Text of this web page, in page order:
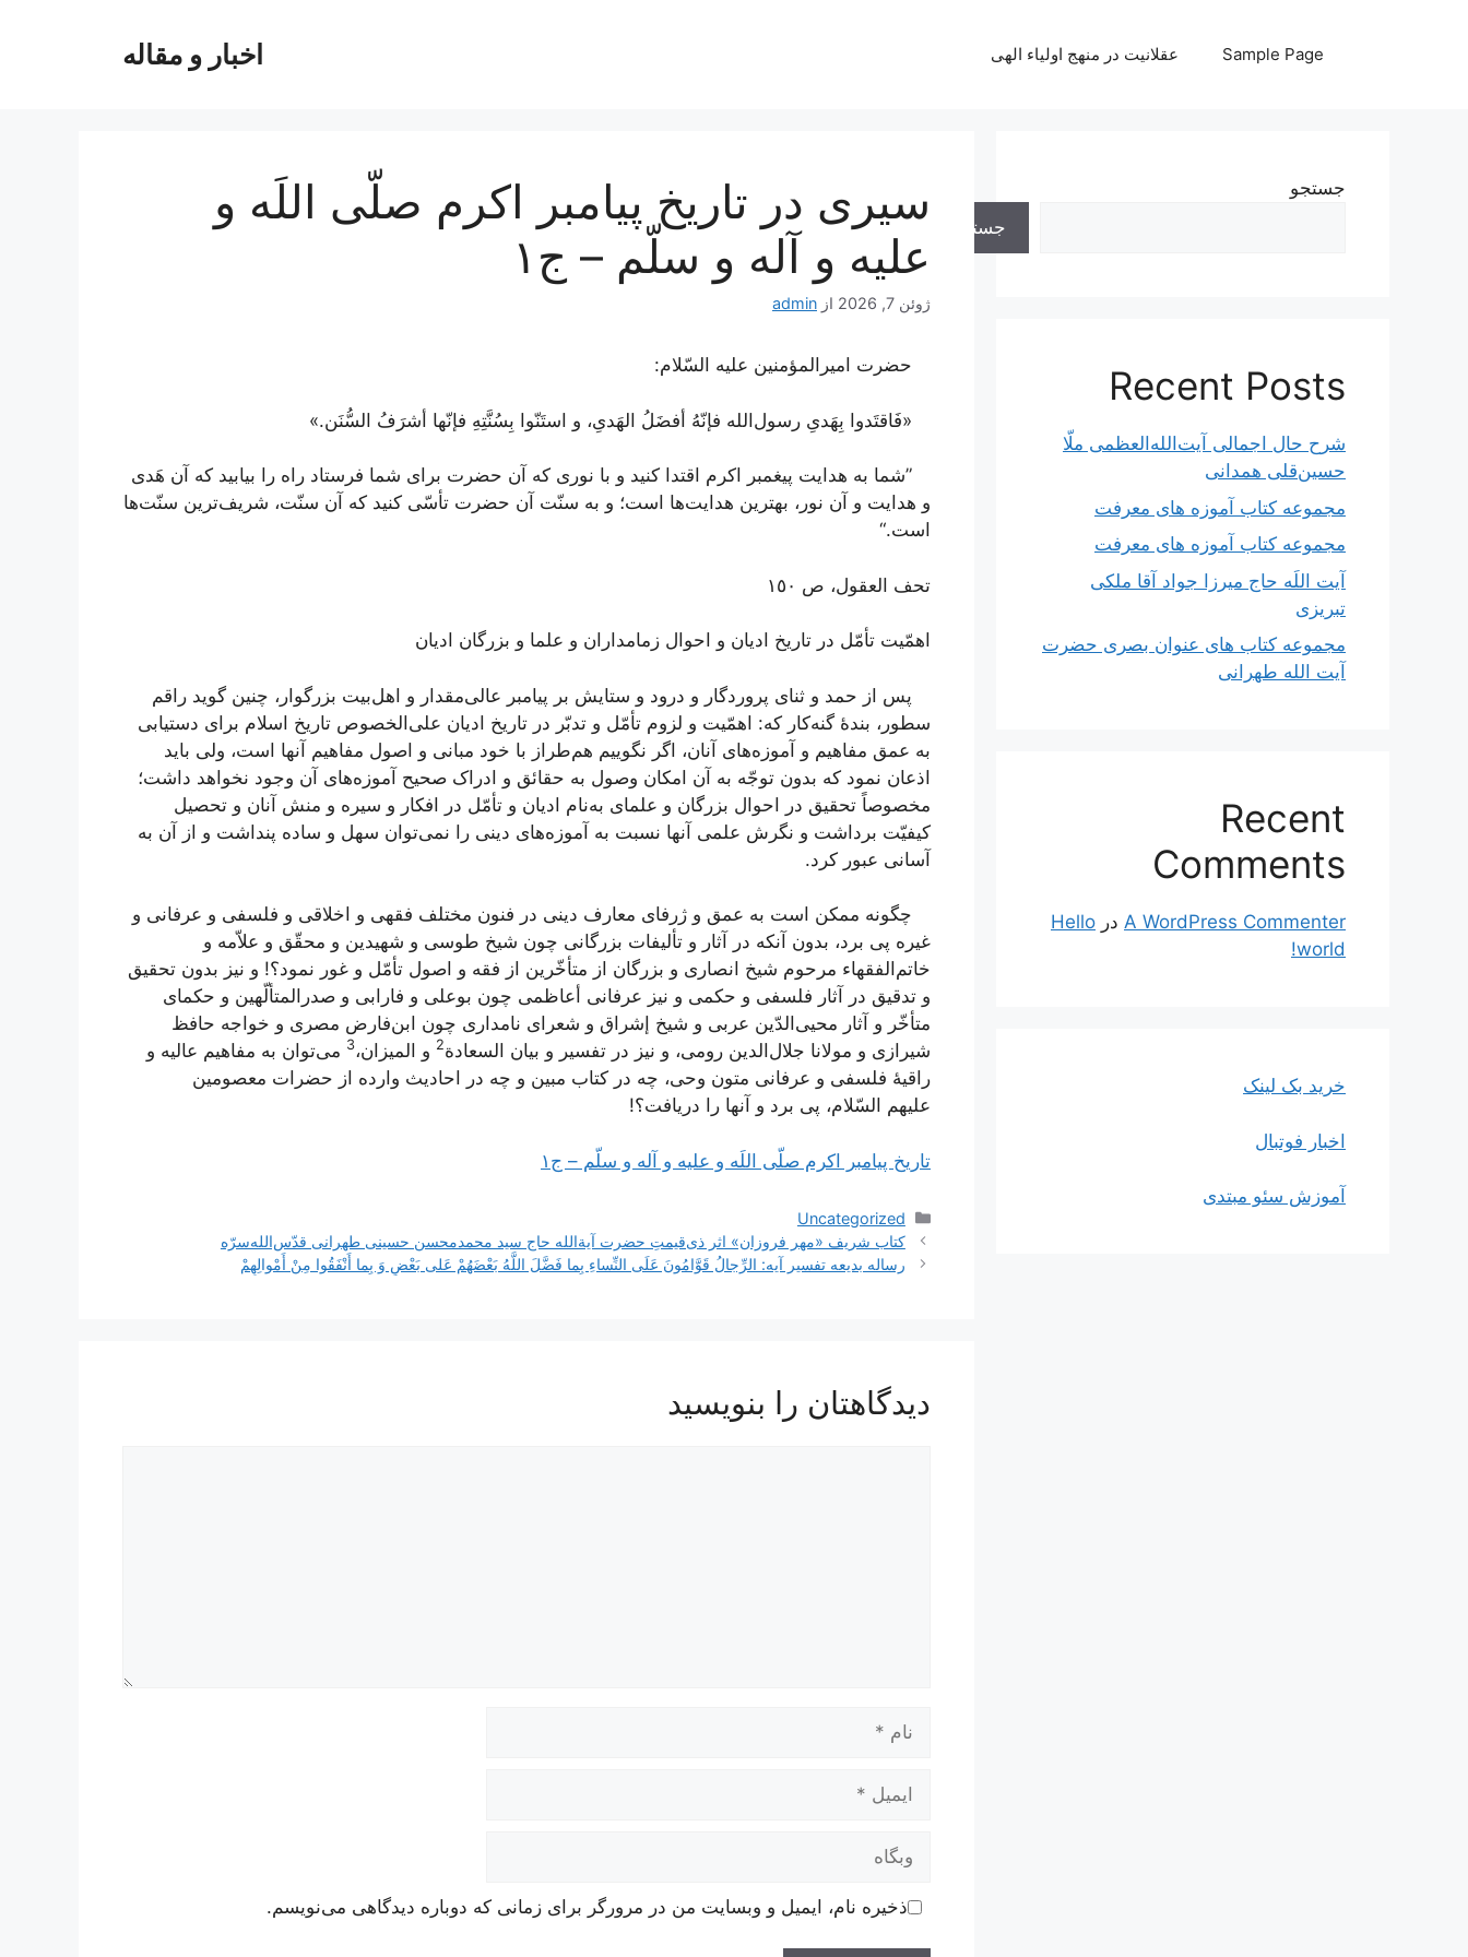
اخبار و مقاله Sample Page عقلانیت در منهج اولیاء الهی
سیری در تاریخ پیامبر اکرم صلّی اللَه و
علیه و آله و سلّم – ج۱
ژوئن 7, 2026 از admin
حضرت امیرالمؤمنین علیه السّلام:
«فَاقتَدوا بِهَدیِ رسول‌الله فإنّهُ أفضَلُ الهَدیِ، و استَنّوا بِسُنَّتِهِ فإنّها أشرَفُ السُّنَن.»
”شما به هدایت پیغمبر اکرم اقتدا کنید و با نوری که آن حضرت برای شما فرستاد راه را بیابید که آن هَدی
و هدایت و آن نور، بهترین هدایت‌ها است؛ و به سنّت آن حضرت تأسّی کنید که آن سنّت، شریف‌ترین سنّت‌ها
است.“
تحف العقول، ص ١٥٠
اهمّیت تأمّل در تاریخ ادیان و احوال زمامداران و علما و بزرگان ادیان
پس از حمد و ثنای پروردگار و درود و ستایش بر پیامبر عالی‌مقدار و اهل‌بیت بزرگوار، چنین گوید راقم
سطور، بندۀ گنه‌کار که: اهمّیت و لزوم تأمّل و تدبّر در تاریخ ادیان علی‌الخصوص تاریخ اسلام برای دستیابی
به عمق مفاهیم و آموزه‌های آنان، اگر نگوییم هم‌طراز با خود مبانی و اصول مفاهیم آنها است، ولی باید
اذعان نمود که بدون توجّه به آن امکان وصول به حقائق و ادراک صحیح آموزه‌های آن وجود نخواهد داشت؛
مخصوصاً تحقیق در احوال بزرگان و علمای به‌نام ادیان و تأمّل در افکار و سیره و منش آنان و تحصیل
کیفیّت برداشت و نگرش علمی آنها نسبت به آموزه‌های دینی را نمی‌توان سهل و ساده پنداشت و از آن به
آسانی عبور کرد.
چگونه ممکن است به عمق و ژرفای معارف دینی در فنون مختلف فقهی و اخلاقی و فلسفی و عرفانی و
غیره پی برد، بدون آنکه در آثار و تألیفات بزرگانی چون شیخ طوسی و شهیدین و محقّق و علاّمه و
خاتم‌الفقهاء مرحوم شیخ انصاری و بزرگان از متأخّرین از فقه و اصول تأمّل و غور نمود؟! و نیز بدون تحقیق
و تدقیق در آثار فلسفی و حکمی و نیز عرفانی أعاظمی چون بوعلی و فارابی و صدرالمتألّهین و حکمای
متأخّر و آثار محیی‌الدّین عربی و شیخ إشراق و شعرای نامداری چون ابن‌فارض مصری و خواجه حافظ
شیرازی و مولانا جلال‌الدین رومی، و نیز در تفسیر و بیان السعادة2 و المیزان،3 می‌توان به مفاهیم عالیه و
راقیۀ فلسفی و عرفانی متون وحی، چه در کتاب مبین و چه در احادیث وارده از حضرات معصومین
علیهم السّلام، پی برد و آنها را دریافت؟!
تاریخ پیامبر اکرم صلّی اللَه و علیه و آله و سلّم – ج۱
دسته‌ها
Uncategorized
ناوبری
نوشته‌ها
کتاب شریف «مهر فروزان» اثر ذی‌قیمتِ حضرت آیة‌الله حاج سید محمدمحسن حسینی طهرانی قدّس‌الله‌سرّه
رساله بدیعه تفسیر آیه: الرِّجالُ قَوَّامُونَ عَلَى النِّساءِ بِما فَضَّلَ اللَّهُ بَعْضَهُمْ عَلى‌ بَعْضٍ وَ بِما أَنْفَقُوا مِنْ أَمْوالِهِمْ‌
دیدگاهتان را بنویسید
وبگاه
ذخیره نام، ایمیل و وبسایت من در مرورگر برای زمانی که دوباره دیدگاهی می‌نویسم.
جستجو
جستجو
Recent Posts
شرح حال اجمالی آیت‌الله‌العظمی ملّا
حسین‌قلی همدانی
مجموعه کتاب آموزه های معرفت
مجموعه کتاب آموزه های معرفت
آیت اللَه حاج میرزا جواد آقا ملکی
تبریزی
مجموعه کتاب های عنوان بصری حضرت
آیت الله طهرانی
Recent
Comments
A WordPress Commenter در Hello
world!
خرید بک لینک
اخبار فوتبال
آموزش سئو مبتدی